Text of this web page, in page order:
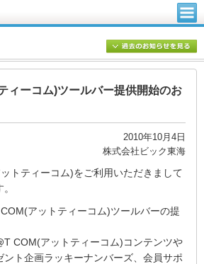
ィーコム)ツールバー提供開始のお
2010年10月4日
株式会社ビック東海
トティーコム)をご利用いただきまして
アットティーコム)ツールバーの提
COM(アットティーコム)コンテンツや
ント企画ラッキーナンバーズ、会員サポ